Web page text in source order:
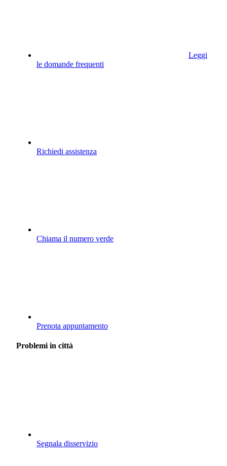
Leggi
le domande frequenti
Richiedi assistenza
Chiama il numero verde
Prenota appuntamento
Problemi in città
Segnala disservizio